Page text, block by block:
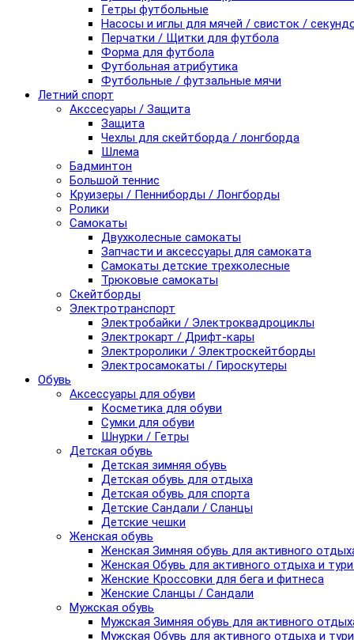
Гетры футбольные
Насосы и иглы для мячей / свисток /
Перчатки / Щитки для футбола
Форма для футбола
Футбольная атрибутика
Футбольные / футзальные мячи
Летний спорт
Акссесуары / Защита
Защита
Чехлы для скейтборда / лонгборда
Шлема
Бадминтон
Большой теннис
Круизеры / Пенниборды / Лонгборды
Ролики
Самокаты
Двухколесные самокаты
Запчасти и аксессуары для самоката
Самокаты детские трехколесные
Трюковые самокаты
Скейтборды
Электротранспорт
Электробайки / Электроквадроциклы
Электрокарт / Дрифт-кары
Электроролики / Электроскейтборды
Электросамокаты / Гироскутеры
Обувь
Аксессуары для обуви
Косметика для обуви
Сумки для обуви
Шнурки / Гетры
Детская обувь
Детская зимняя обувь
Детская обувь для отдыха
Детская обувь для спорта
Детские Сандали / Сланцы
Детские чешки
Женская обувь
Женская Зимняя обувь для активного
Женская Обувь для активного отдыха и
Женские Кроссовки для бега и фитнеса
Женские Сланцы / Сандали
Мужская обувь
Мужская Зимняя обувь для активного
Мужская Обувь для активного отдыха и